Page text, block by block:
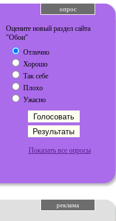
опрос
Оцените новый раздел сайта
"Обои"
Отлично
Хорошо
Так себе
Плохо
Ужасно
Показать все опросы
реклама